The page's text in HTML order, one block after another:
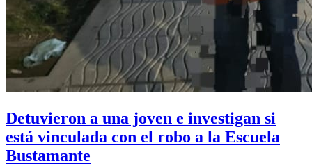
Detuvieron a una joven e investigan si
está vinculada con el robo a la Escuela
Bustamante